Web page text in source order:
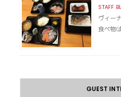
ヴィー
食べ物
GUEST